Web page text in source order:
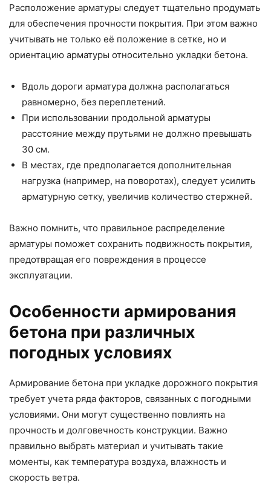
Расположение арматуры следует тщательно продумать
для обеспечения прочности покрытия. При этом важно
учитывать не только её положение в сетке, но и
ориентацию арматуры относительно укладки бетона.
Вдоль дороги арматура должна располагаться
равномерно, без переплетений.
При использовании продольной арматуры
расстояние между прутьями не должно превышать
30 см.
В местах, где предполагается дополнительная
нагрузка (например, на поворотах), следует усилить
арматурную сетку, увеличив количество стержней.
Важно помнить, что правильное распределение
арматуры поможет сохранить подвижность покрытия,
предотвращая его повреждения в процессе
эксплуатации.
Особенности армирования
бетона при различных
погодных условиях
Армирование бетона при укладке дорожного покрытия
требует учета ряда факторов, связанных с погодными
условиями. Они могут существенно повлиять на
прочность и долговечность конструкции. Важно
правильно выбрать материал и учитывать такие
моменты, как температура воздуха, влажность и
скорость ветра.